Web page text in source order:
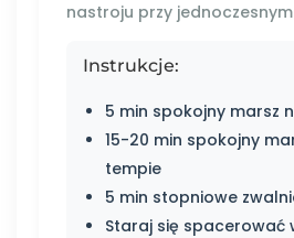
nastroju przy
Instrukcje:
5 min spokojny marsz
15-20 min spokojny
tempie
5 min stopniowe
Staraj się spacerować